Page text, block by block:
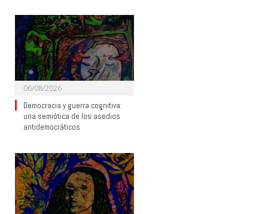
06/08/2026
Democracia y guerra cognitiva:
una semiótica de los asedios
antidemocráticos